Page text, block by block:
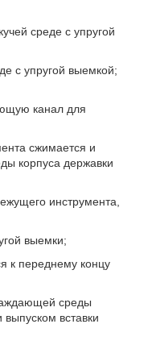
среде с упругой
с упругой выемкой;
канал для
сжимается и
корпуса державки
инструмента,
выемки;
к переднему концу
среды
вставки